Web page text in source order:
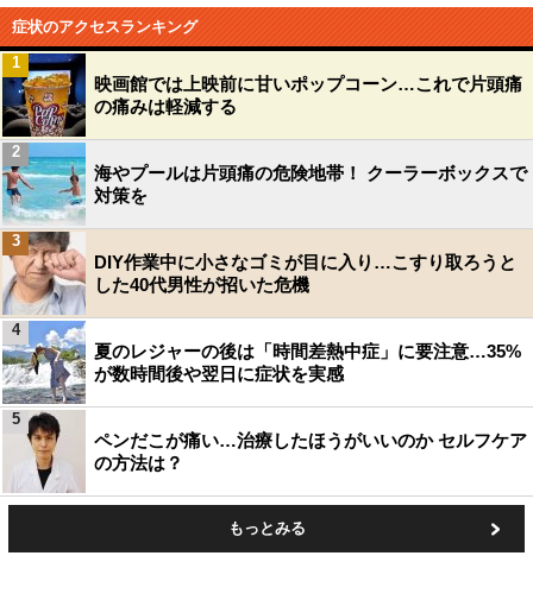
症状のアクセスランキング
映画館では上映前に甘いポップコーン…これで片頭痛
の痛みは軽減する
1
海やプールは片頭痛の危険地帯！ クーラーボックスで
対策を
2
DIY作業中に小さなゴミが目に入り…こすり取ろうと
した40代男性が招いた危機
3
夏のレジャーの後は「時間差熱中症」に要注意…35%
が数時間後や翌日に症状を実感
4
ペンだこが痛い…治療したほうがいいのか セルフケア
の方法は？
5
もっとみる